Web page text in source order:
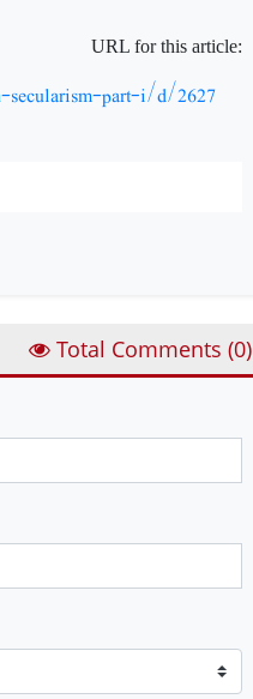
URL for this article:
secularism-part-i/d/2627
Total Comments (0)